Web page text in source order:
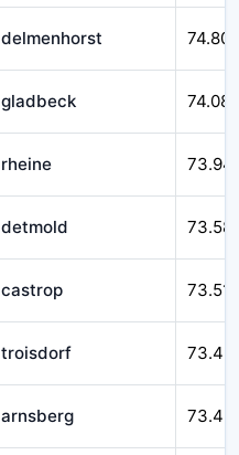
delmenhorst
gladbeck 74.086
rheine
detmold
castrop 73.518
troisdorf
arnsberg